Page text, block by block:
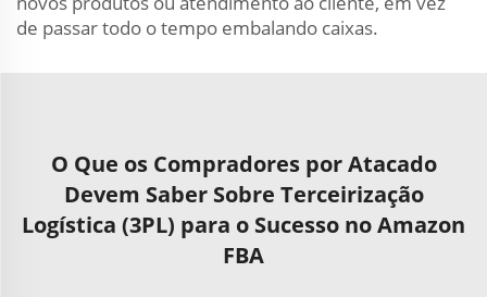
de passar todo o tempo embalando caixas.
O Que os Compradores por Atacado
Devem Saber Sobre Terceirização
Logística (3PL) para o Sucesso no Amazon
FBA